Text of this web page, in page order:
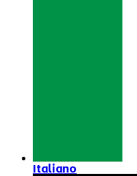
Italiano